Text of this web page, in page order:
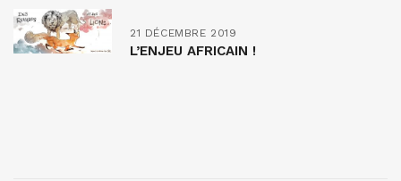
21 DÉCEMBRE 2019
L’ENJEU AFRICAIN !